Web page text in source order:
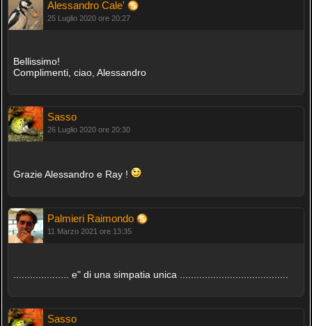
Alessandro Cale'
25 Luglio 2020 ore 20:27
Bellissimo!
Complimenti, ciao, Alessandro
Sasso
26 Luglio 2020 ore 20:30
Grazie Alessandro e Ray !
Palmieri Raimondo
11 Marzo 2021 ore 13:35
.................... e" di una simpatia unica .......................................
Sasso